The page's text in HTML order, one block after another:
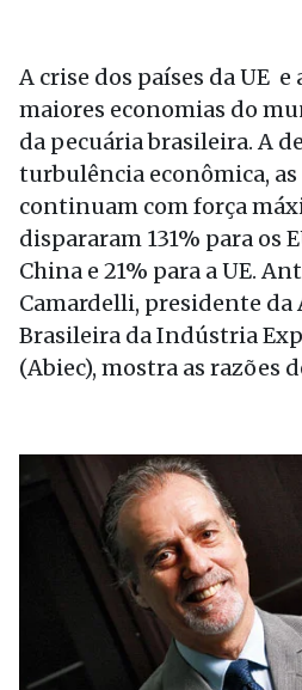
A crise dos países da UE e
maiores economias do
da pecuária brasileira. A
turbulência econômica,
continuam com força
dispararam 131% para os
China e 21% para a UE.
Camardelli, presidente da
Brasileira da Indústria
(Abiec), mostra as razões